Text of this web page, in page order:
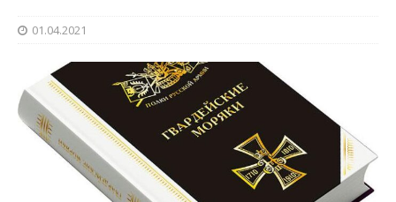
01.04.2021